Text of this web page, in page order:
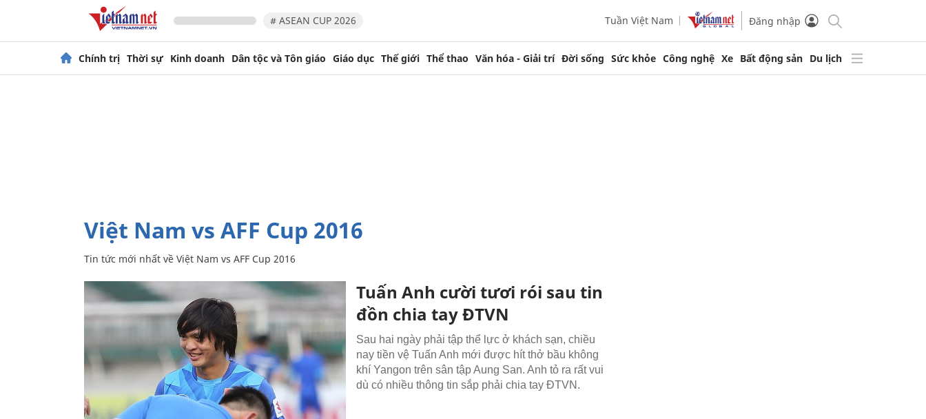
# ASEAN CUP 2026 Tuần Việt Nam Đăng nhập
Chính trị Thời sự Kinh doanh Dân tộc và Tôn giáo Giáo dục Thế giới Thể thao Văn hóa - Giải trí Đời sống Sức khỏe Công nghệ Xe Bất động sản Du lịch
Việt Nam vs AFF Cup 2016
Tin tức mới nhất về Việt Nam vs AFF Cup 2016
Tuấn Anh cười tươi rói sau tin
đồn chia tay ĐTVN
Sau hai ngày phải tập thể lực ở khách sạn, chiều
nay tiền vệ Tuấn Anh mới được hít thở bầu không
khí Yangon trên sân tập Aung San. Anh tỏ ra rất vui
dù có nhiều thông tin sắp phải chia tay ĐTVN.